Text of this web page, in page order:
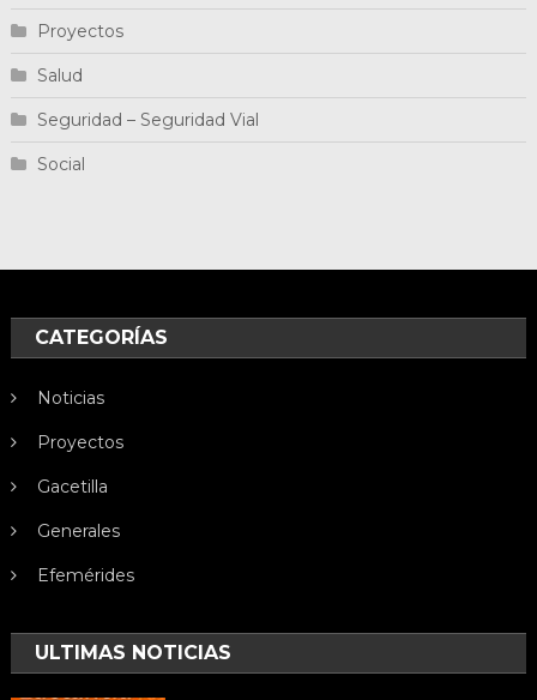
Proyectos
Salud
Seguridad – Seguridad Vial
Social
CATEGORÍAS
Noticias
Proyectos
Gacetilla
Generales
Efemérides
ULTIMAS NOTICIAS